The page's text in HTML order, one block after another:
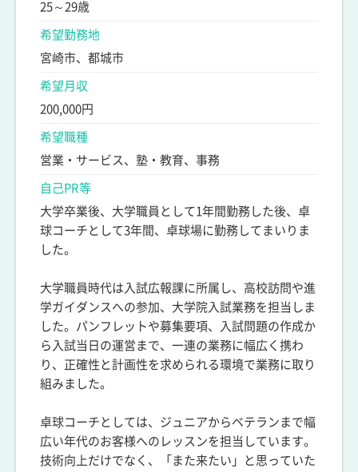
25～29歳
希望勤務地
宮崎市、都城市
希望月収
200,000円
希望職種
営業・サービス、塾・教育、事務
自己PR等
大学卒業後、大学職員として1年間勤務した後、卓
球コーチとして3年間、卓球場に勤務してまいりま
した。
大学職員時代は入試広報課に所属し、高校訪問や進
学ガイダンスへの参加、大学院入試業務を担当しま
した。パンフレットや募集要項、入試問題の作成か
ら入試当日の運営まで、一連の業務に幅広く携わ
り、正確性と計画性を求められる環境で業務に取り
組みました。
卓球コーチとしては、ジュニアからベテランまで幅
広い年代のお客様へのレッスンを担当しています。
技術向上だけでなく、「また来たい」と思っていた